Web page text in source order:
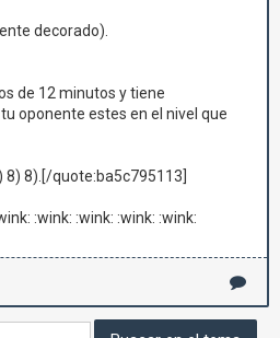
decorado).
de 12 minutos y tiene
oponente estes en el nivel que
8) 8).[/quote:ba5c795113]
:wink: :wink: :wink: :wink: